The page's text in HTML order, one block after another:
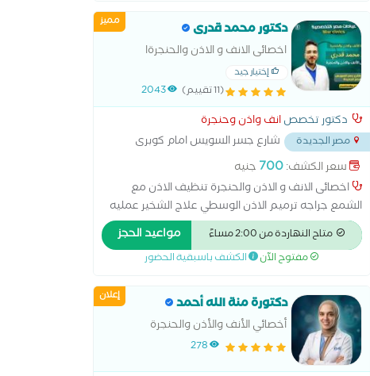
مميز دكتور محمد قدرى
اخصائى الانف و الاذن والحنجرةا
إختيار جيد
(11 تقييم) 2043
دكتور تخصصانف واذن وحنجرة
مصر الجديدة
شارع جسر السويس امام كوبرى
التجنيد...
سعر الكشف:700 جنيه
اخصائى الانف و الاذن والحنجرة تنظيف الاذن مع
الشمع جراجه ترميم الاذن الوسطي علاج الشخير عمليه
اللوز عمليه الغدة اللعابيه عمليه ترقيع طبله الاذن عمليه
الجيوب الانفيه علاج العصب السابع علاج ضغط طلبه
الاذن جراحيا عمليه الجيوب الانفيه بالمنظار
متاح النهاردة من 2:00 مساءً مواعيد الحجز
مفتوح الآن الكشف باسبقية الحضور
إعلان دكتورة منة الله أحمد
أخصائي الأنف والأذن والحنجرة
278